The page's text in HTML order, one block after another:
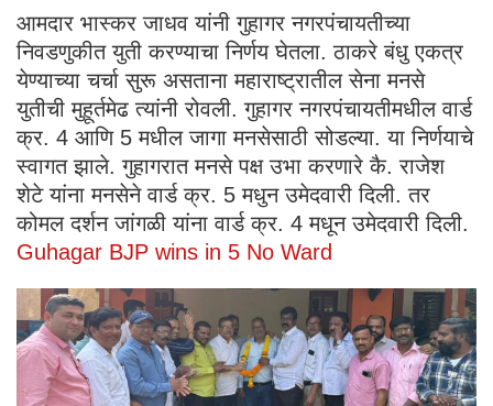
आमदार भास्कर जाधव यांनी गुहागर नगरपंचायतीच्या
निवडणुकीत युती करण्याचा निर्णय घेतला. ठाकरे बंधु एकत्र
येण्याच्या चर्चा सुरू असताना महाराष्ट्रातील सेना मनसे
युतीची मुहूर्तमेढ त्यांनी रोवली. गुहागर नगरपंचायतीमधील वार्ड
क्र. 4 आणि 5 मधील जागा मनसेसाठी सोडल्या. या निर्णयाचे
स्वागत झाले. गुहागरात मनसे पक्ष उभा करणारे कै. राजेश
शेटे यांना मनसेने वार्ड क्र. 5 मधुन उमेदवारी दिली. तर
कोमल दर्शन जांगळी यांना वार्ड क्र. 4 मधून उमेदवारी दिली.
Guhagar BJP wins in 5 No Ward